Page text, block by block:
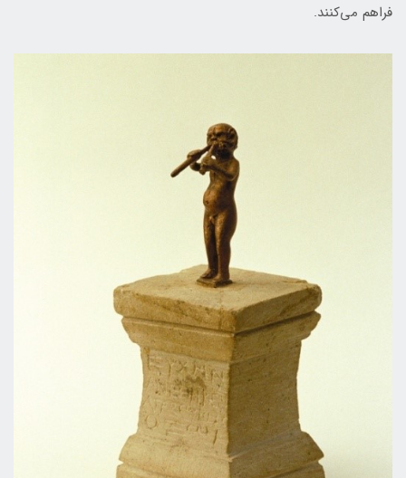
فراهم می‌كنند.